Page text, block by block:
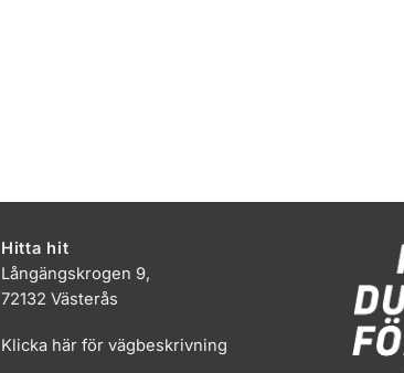
Hitta hit
Långängskrogen 9,
72132 Västerås
Klicka här för vägbeskrivning